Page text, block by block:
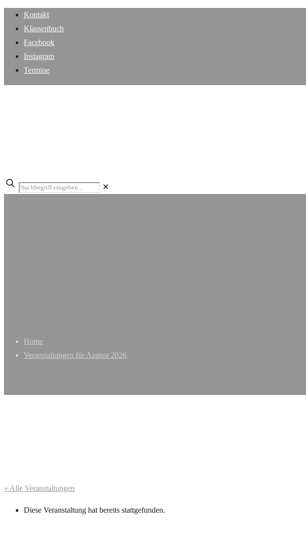
Kontakt
Klassenbuch
Facebook
Instagram
Termine
✕
Home
Veranstaltungen für August 2026
« Alle Veranstaltungen
Diese Veranstaltung hat bereits stattgefunden.